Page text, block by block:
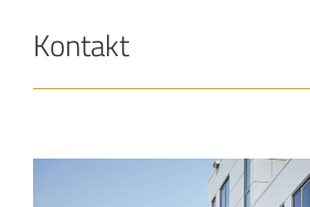
Kontakt